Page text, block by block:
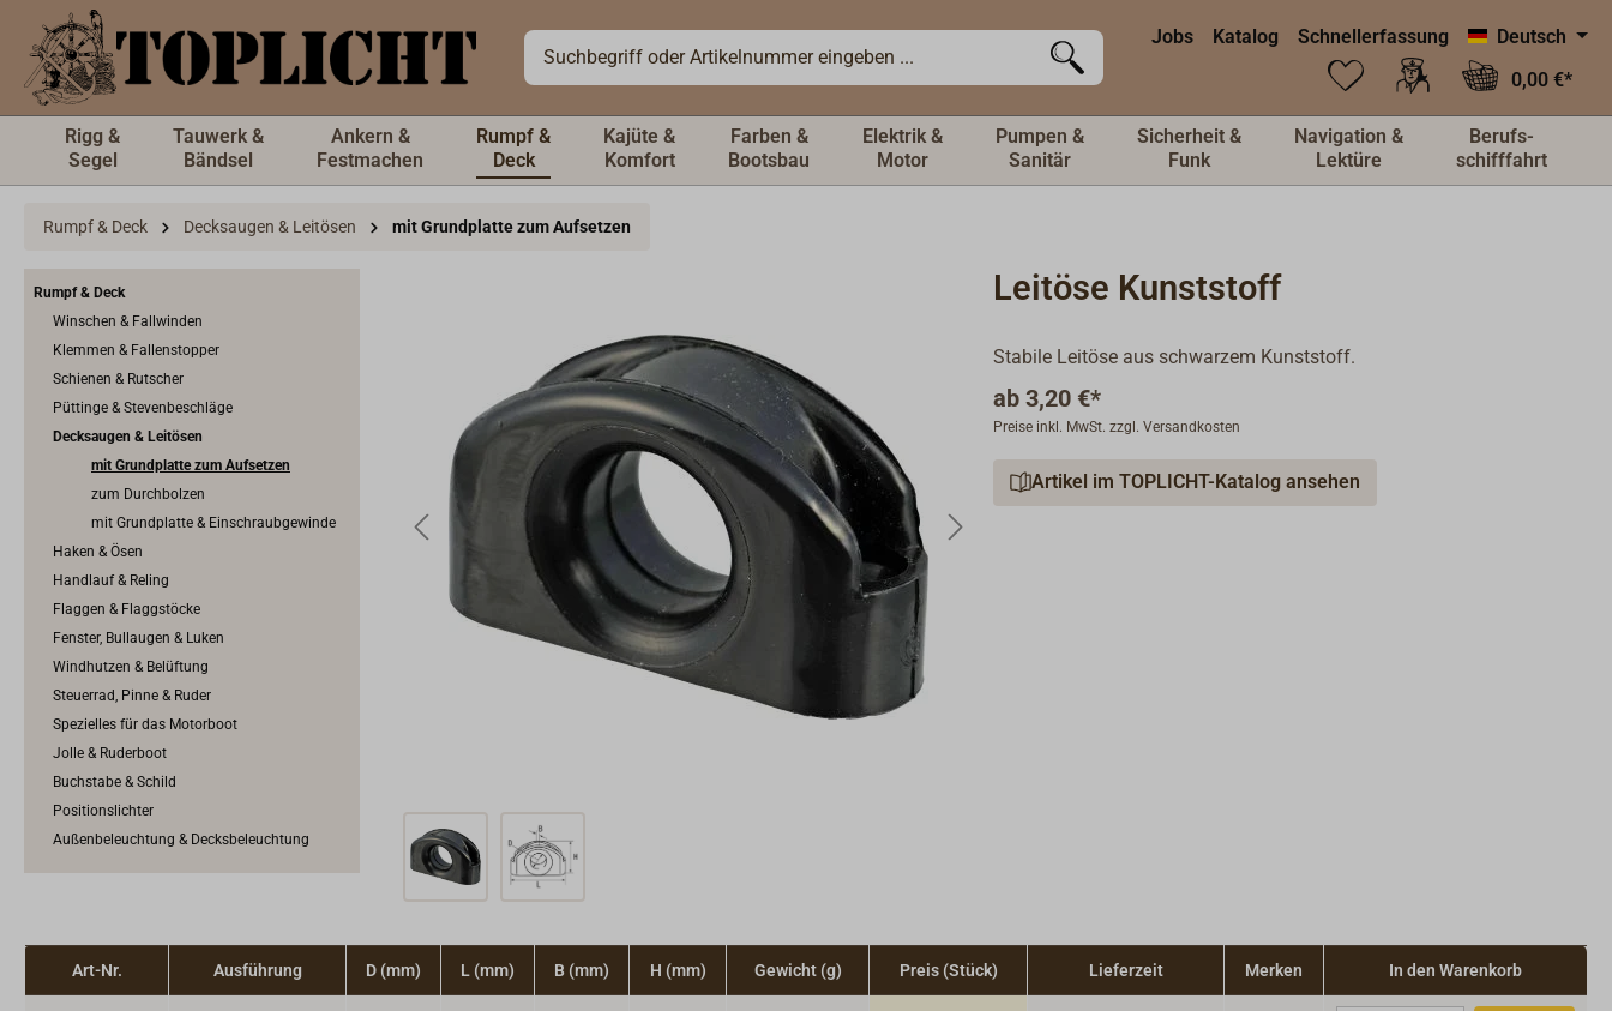
springen Jobs Katalog Schnellerfassung
Deutsch
0,00 €*
Rigg &
Segel
Tauwerk &
Bändsel
Ankern &
Festmachen
Rumpf &
Deck
Kajüte &
Komfort
Farben &
Bootsbau
Elektrik &
Motor
Pumpen &
Sanitär
Sicherheit &
Funk
Navigation &
Lektüre
Berufs-
schifffahrt
Rumpf & Deck Decksaugen & Leitösen mit Grundplatte zum Aufsetzen
Rumpf & Deck
Winschen & Fallwinden
Klemmen & Fallenstopper
Schienen & Rutscher
Püttinge & Stevenbeschläge
Decksaugen & Leitösen
mit Grundplatte zum Aufsetzen
zum Durchbolzen
mit Grundplatte & Einschraubgewinde
Haken & Ösen
Handlauf & Reling
Flaggen & Flaggstöcke
Fenster, Bullaugen & Luken
Windhutzen & Belüftung
Steuerrad, Pinne & Ruder
Spezielles für das Motorboot
Jolle & Ruderboot
Buchstabe & Schild
Positionslichter
Außenbeleuchtung & Decksbeleuchtung
Leitöse Kunststoff
Stabile Leitöse aus schwarzem Kunststoff.
ab 3,20 €*
Preise inkl. MwSt. zzgl. Versandkosten
Artikel im TOPLICHT-Katalog ansehen
Art-Nr. Ausführung D (mm) L (mm) B (mm) H (mm) Gewicht (g) Preis (Stück) Lieferzeit Merken In den Warenkorb